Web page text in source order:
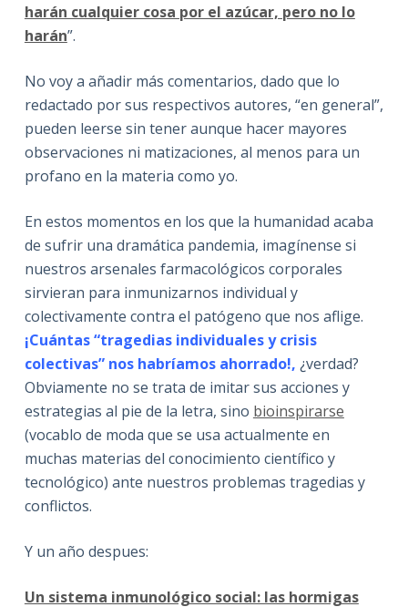
harán cualquier cosa por el azúcar, pero no lo
harán”.
No voy a añadir más comentarios, dado que lo
redactado por sus respectivos autores, “en general”,
pueden leerse sin tener aunque hacer mayores
observaciones ni matizaciones, al menos para un
profano en la materia como yo.
En estos momentos en los que la humanidad acaba
de sufrir una dramática pandemia, imagínense si
nuestros arsenales farmacológicos corporales
sirvieran para inmunizarnos individual y
colectivamente contra el patógeno que nos aflige.
¡Cuántas “tragedias individuales y crisis
colectivas” nos habríamos ahorrado!, ¿verdad?
Obviamente no se trata de imitar sus acciones y
estrategias al pie de la letra, sino bioinspirarse
(vocablo de moda que se usa actualmente en
muchas materias del conocimiento científico y
tecnológico) ante nuestros problemas tragedias y
conflictos.
Y un año despues:
Un sistema inmunológico social: las hormigas